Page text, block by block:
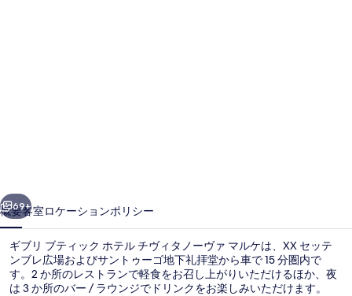
ク
ホ
テ
ル
次へ
69+
概要客室ロケーションポリシー
ギブリ ブティック ホテル チヴィタノーヴァ マルケは、XX セッテ
ンブレ広場およびサントゥーゴ地下礼拝堂から車で 15 分圏内で
す。2 か所のレストランで軽食をお召し上がりいただけるほか、夜
は 3 か所のバー / ラウンジでドリンクをお楽しみいただけます。